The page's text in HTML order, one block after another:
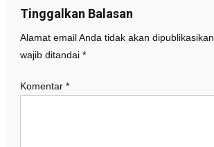
Tinggalkan Balasan
Alamat email Anda tidak akan dipublikasikan.
wajib ditandai *
Komentar *